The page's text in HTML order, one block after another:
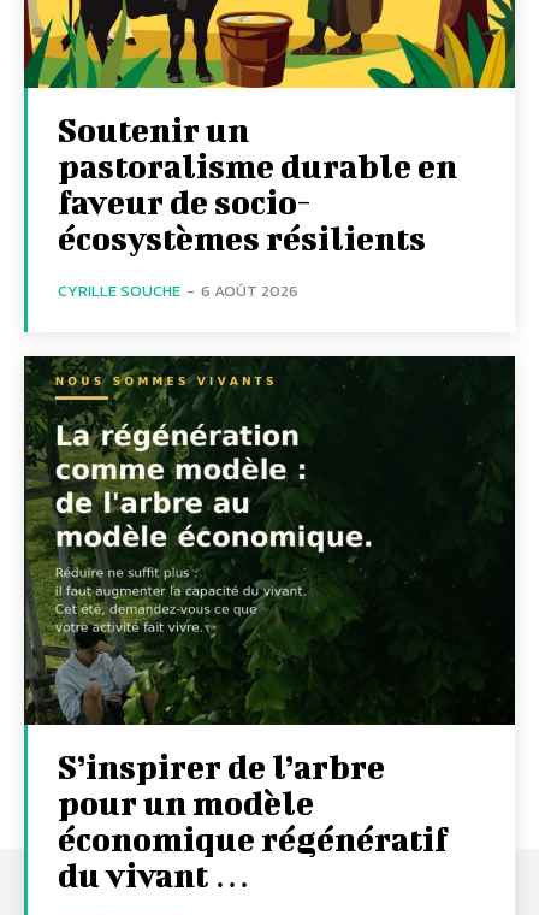
Soutenir un
pastoralisme durable en
faveur de socio-
écosystèmes résilients
CYRILLE SOUCHE - 6 AOÛT 2026
S’inspirer de l’arbre
pour un modèle
économique régénératif
du vivant …